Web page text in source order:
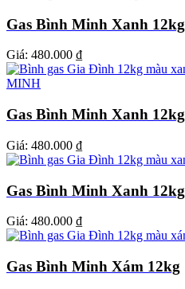
Gas Bình Minh Xanh 12kg
Giá: 480.000 ₫
Gas Bình Minh Xanh 12kg
Giá: 480.000 ₫
Gas Bình Minh Xanh 12kg
Giá: 480.000 ₫
Gas Bình Minh Xám 12kg